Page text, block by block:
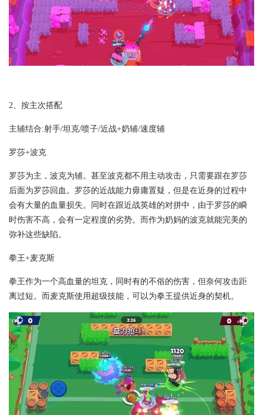
2、按主次搭配
主辅结合:射手/坦克/喷子/近战+奶辅/速度辅
罗莎+波克
罗莎为主，波克为辅。甚至波克都不用主动攻击，只需要跟在罗莎
后面为罗莎回血。罗莎的近战能力毋庸置疑，但是在近身的过程中
会有大量的血量损失。同时在跟近战英雄的对拼中，由于罗莎的瞬
时伤害不高，会有一定程度的劣势。而作为奶妈的波克就能完美的
弥补这些缺陷。
拳王+麦克斯
拳王作为一个高血量的坦克，同时有的不俗的伤害，但奈何攻击距
离过短。而麦克斯使用超级技能，可以为拳王提供近身的契机。